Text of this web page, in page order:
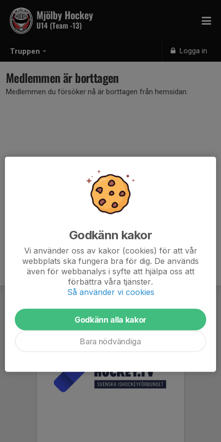
Truppen Logga in
Mjölby Hockey
U14 (Team -13)
Medlemmen är borttagen
Medlemmen du försöker nå är borttagen från hemsidan.
Godkänn kakor
Vi använder oss av kakor (cookies) för att vår
webbplats ska fungera bra för dig. De används
även för webbanalys i syfte att hjälpa oss att
förbättra våra tjänster.
Så använder vi cookies
Godkänn alla kakor
Bara nödvändiga